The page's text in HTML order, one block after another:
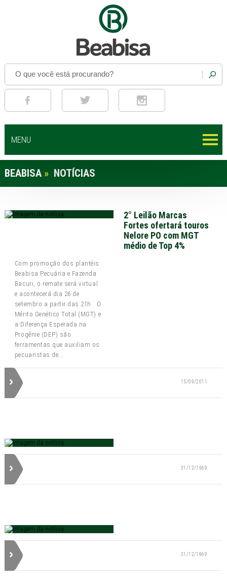
MENU
BEABISA » NOTÍCIAS
2° Leilão Marcas
Fortes ofertará touros
Nelore PO com MGT
médio de Top 4%
Com promoção dos plantéis
Beabisa Pecuária e Fazenda
Bacuri, o remate será virtual
e acontecerá dia 26 de
setembro a partir das 21h O
Mérito Genético Total (MGT) e
a Diferença Esperada na
Progênie (DEP) são
ferramentas que auxiliam os
pecuaristas de...
15/09/2011
31/12/1969
31/12/1969